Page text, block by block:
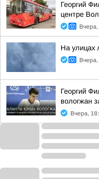
Георгий
центре
На улицах
Георгий
вологжан
Вчера,